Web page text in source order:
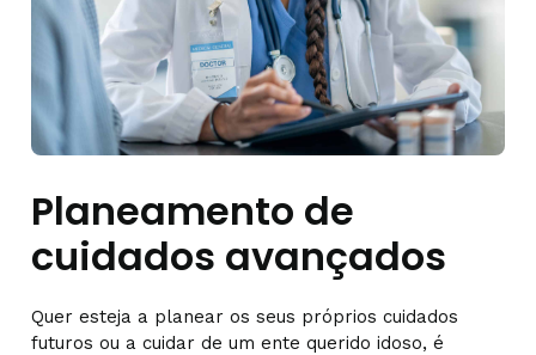
Planeamento de
cuidados avançados
Quer esteja a planear os seus próprios cuidados
futuros ou a cuidar de um ente querido idoso, é